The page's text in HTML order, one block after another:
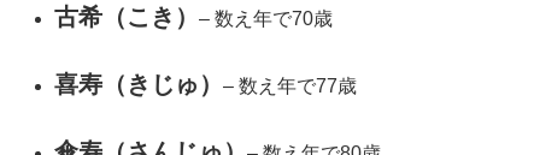
古希（こき）– 数え年で70歳
喜寿（きじゅ）– 数え年で77歳